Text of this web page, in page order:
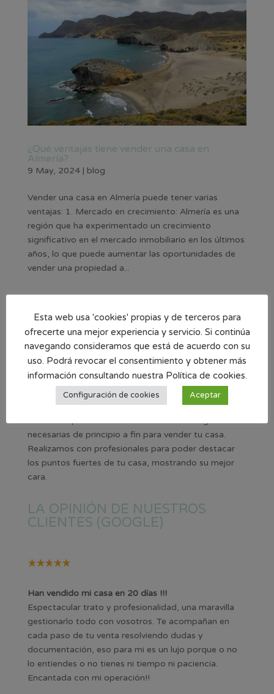
¿Qué ventajas tiene vender una casa en
Almería?
9 May, 2024| blog
Vender una casa en Almería puede tener varias
ventajas: 1. Mercado en crecimiento: Almería es una
región que ha experimentado un crecimiento
significativo en el mercado inmobiliario en los últimos
años, lo que puede aumentar las oportunidades de
vender una propiedad a...
¿Quieres vender tu casa?
Llámanos 950 71 71 47
Si quieres realizar laventa de tu casaconfía en Casas
de Almería. Más de 20 años dedicados al sector
inmobiliario aportamos nuestra experiencia,
honestidad, eficiencia y fiabilidad. Te acompañamos
necesarias de principio a fin para vender tu casa.
Realizamos con profesionales para poder destacar
los puntos fuertes de tu casa, mostrando su mejor
cara.
LA OPINIÓN DE NUESTROS
CLIENTES (GOOGLE)
Han vendido mi casa en 20 días !!!
Espectacular trato y profesionalidad, una maravilla
gestionarlo todo con vosotros. Te acompañan en
cada paso de tu venta resolviendo dudas y
documentación, eso para mi es un lujo porque o no
lo entiendes o no tienes ni tiempo ni paciencia.
Encantada con mi operación!!
Esta web usa 'cookies' propias y de terceros para
ofrecerte una mejor experiencia y servicio. Si continúa
navegando consideramos que está de acuerdo con su
uso. Podrá revocar el consentimiento y obtener más
información consultando nuestra Política de cookies.
Configuración de cookies Aceptar